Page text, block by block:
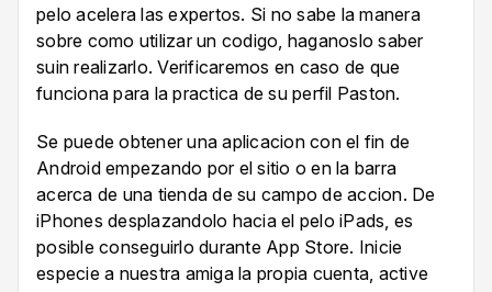
pelo acelera las expertos. Si no sabe la manera
sobre como utilizar un codigo, haganoslo saber
suin realizarlo. Verificaremos en caso de que
funciona para la practica de su perfil Paston.
Se puede obtener una aplicacion con el fin de
Android empezando por el sitio o en la barra
acerca de una tienda de su campo de accion. De
iPhones desplazandolo hacia el pelo iPads, es
posible conseguirlo durante App Store. Inicie
especie a nuestra amiga la propia cuenta, active